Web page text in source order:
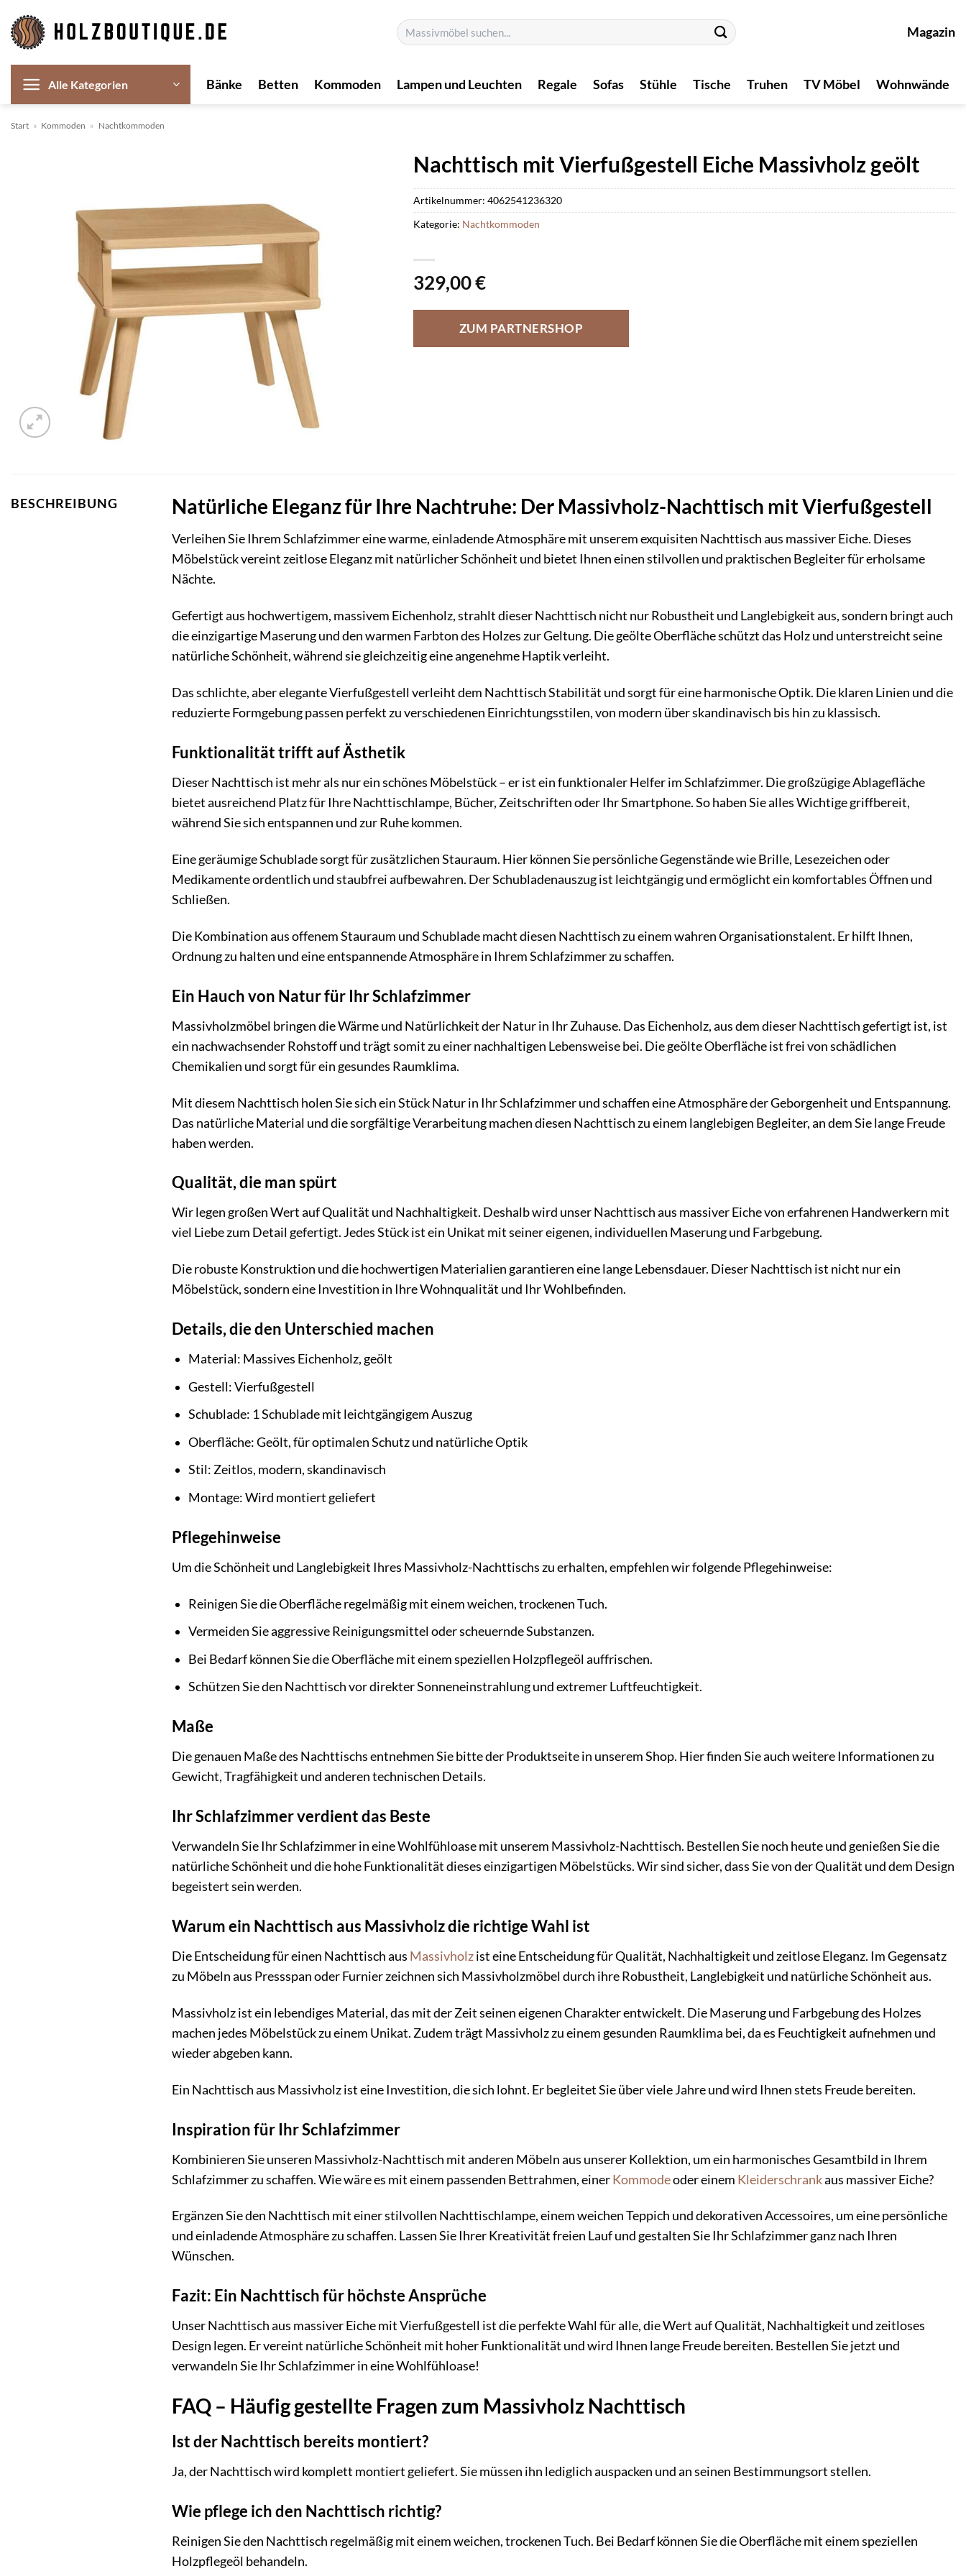
Inhalt
springen
Suchen
nach:
Magazin
Alle Kategorien Bänke Betten Kommoden Lampen und Leuchten Regale Sofas Stühle Tische Truhen TV Möbel Wohnwände
Start » Kommoden » Nachtkommoden
Nachttisch mit Vierfußgestell Eiche Massivholz geölt
329,00€
ZUM PARTNERSHOP
Artikelnummer: 4062541236320
Kategorie: Nachtkommoden
BESCHREIBUNG Natürliche Eleganz für Ihre Nachtruhe: Der Massivholz-Nachttisch mit Vierfußgestell
Verleihen Sie Ihrem Schlafzimmer eine warme, einladende Atmosphäre mit unserem exquisiten Nachttisch aus massiver Eiche. Dieses
Möbelstück vereint zeitlose Eleganz mit natürlicher Schönheit und bietet Ihnen einen stilvollen und praktischen Begleiter für erholsame
Nächte.
Gefertigt aus hochwertigem, massivem Eichenholz, strahlt dieser Nachttisch nicht nur Robustheit und Langlebigkeit aus, sondern bringt auch
die einzigartige Maserung und den warmen Farbton des Holzes zur Geltung. Die geölte Oberfläche schützt das Holz und unterstreicht seine
natürliche Schönheit, während sie gleichzeitig eine angenehme Haptik verleiht.
Das schlichte, aber elegante Vierfußgestell verleiht dem Nachttisch Stabilität und sorgt für eine harmonische Optik. Die klaren Linien und die
reduzierte Formgebung passen perfekt zu verschiedenen Einrichtungsstilen, von modern über skandinavisch bis hin zu klassisch.
Funktionalität trifft auf Ästhetik
Dieser Nachttisch ist mehr als nur ein schönes Möbelstück – er ist ein funktionaler Helfer im Schlafzimmer. Die großzügige Ablagefläche
bietet ausreichend Platz für Ihre Nachttischlampe, Bücher, Zeitschriften oder Ihr Smartphone. So haben Sie alles Wichtige griffbereit,
während Sie sich entspannen und zur Ruhe kommen.
Eine geräumige Schublade sorgt für zusätzlichen Stauraum. Hier können Sie persönliche Gegenstände wie Brille, Lesezeichen oder
Medikamente ordentlich und staubfrei aufbewahren. Der Schubladenauszug ist leichtgängig und ermöglicht ein komfortables Öffnen und
Schließen.
Die Kombination aus offenem Stauraum und Schublade macht diesen Nachttisch zu einem wahren Organisationstalent. Er hilft Ihnen,
Ordnung zu halten und eine entspannende Atmosphäre in Ihrem Schlafzimmer zu schaffen.
Ein Hauch von Natur für Ihr Schlafzimmer
Massivholzmöbel bringen die Wärme und Natürlichkeit der Natur in Ihr Zuhause. Das Eichenholz, aus dem dieser Nachttisch gefertigt ist, ist
ein nachwachsender Rohstoff und trägt somit zu einer nachhaltigen Lebensweise bei. Die geölte Oberfläche ist frei von schädlichen
Chemikalien und sorgt für ein gesundes Raumklima.
Mit diesem Nachttisch holen Sie sich ein Stück Natur in Ihr Schlafzimmer und schaffen eine Atmosphäre der Geborgenheit und Entspannung.
Das natürliche Material und die sorgfältige Verarbeitung machen diesen Nachttisch zu einem langlebigen Begleiter, an dem Sie lange Freude
haben werden.
Qualität, die man spürt
Wir legen großen Wert auf Qualität und Nachhaltigkeit. Deshalb wird unser Nachttisch aus massiver Eiche von erfahrenen Handwerkern mit
viel Liebe zum Detail gefertigt. Jedes Stück ist ein Unikat mit seiner eigenen, individuellen Maserung und Farbgebung.
Die robuste Konstruktion und die hochwertigen Materialien garantieren eine lange Lebensdauer. Dieser Nachttisch ist nicht nur ein
Möbelstück, sondern eine Investition in Ihre Wohnqualität und Ihr Wohlbefinden.
Details, die den Unterschied machen
Material: Massives Eichenholz, geölt
Gestell: Vierfußgestell
Schublade: 1 Schublade mit leichtgängigem Auszug
Oberfläche: Geölt, für optimalen Schutz und natürliche Optik
Stil: Zeitlos, modern, skandinavisch
Montage: Wird montiert geliefert
Pflegehinweise
Um die Schönheit und Langlebigkeit Ihres Massivholz-Nachttischs zu erhalten, empfehlen wir folgende Pflegehinweise:
Reinigen Sie die Oberfläche regelmäßig mit einem weichen, trockenen Tuch.
Vermeiden Sie aggressive Reinigungsmittel oder scheuernde Substanzen.
Bei Bedarf können Sie die Oberfläche mit einem speziellen Holzpflegeöl auffrischen.
Schützen Sie den Nachttisch vor direkter Sonneneinstrahlung und extremer Luftfeuchtigkeit.
Maße
Die genauen Maße des Nachttischs entnehmen Sie bitte der Produktseite in unserem Shop. Hier finden Sie auch weitere Informationen zu
Gewicht, Tragfähigkeit und anderen technischen Details.
Ihr Schlafzimmer verdient das Beste
Verwandeln Sie Ihr Schlafzimmer in eine Wohlfühloase mit unserem Massivholz-Nachttisch. Bestellen Sie noch heute und genießen Sie die
natürliche Schönheit und die hohe Funktionalität dieses einzigartigen Möbelstücks. Wir sind sicher, dass Sie von der Qualität und dem Design
begeistert sein werden.
Warum ein Nachttisch aus Massivholz die richtige Wahl ist
Die Entscheidung für einen Nachttisch aus Massivholzist eine Entscheidung für Qualität, Nachhaltigkeit und zeitlose Eleganz. Im Gegensatz
zu Möbeln aus Pressspan oder Furnier zeichnen sich Massivholzmöbel durch ihre Robustheit, Langlebigkeit und natürliche Schönheit aus.
Massivholz ist ein lebendiges Material, das mit der Zeit seinen eigenen Charakter entwickelt. Die Maserung und Farbgebung des Holzes
machen jedes Möbelstück zu einem Unikat. Zudem trägt Massivholz zu einem gesunden Raumklima bei, da es Feuchtigkeit aufnehmen und
wieder abgeben kann.
Ein Nachttisch aus Massivholz ist eine Investition, die sich lohnt. Er begleitet Sie über viele Jahre und wird Ihnen stets Freude bereiten.
Inspiration für Ihr Schlafzimmer
Kombinieren Sie unseren Massivholz-Nachttisch mit anderen Möbeln aus unserer Kollektion, um ein harmonisches Gesamtbild in Ihrem
Schlafzimmer zu schaffen. Wie wäre es mit einem passenden Bettrahmen, einerKommodeoder einem Kleiderschrankaus massiver Eiche?
Ergänzen Sie den Nachttisch mit einer stilvollen Nachttischlampe, einem weichen Teppich und dekorativen Accessoires, um eine persönliche
und einladende Atmosphäre zu schaffen. Lassen Sie Ihrer Kreativität freien Lauf und gestalten Sie Ihr Schlafzimmer ganz nach Ihren
Wünschen.
Fazit: Ein Nachttisch für höchste Ansprüche
Unser Nachttisch aus massiver Eiche mit Vierfußgestell ist die perfekte Wahl für alle, die Wert auf Qualität, Nachhaltigkeit und zeitloses
Design legen. Er vereint natürliche Schönheit mit hoher Funktionalität und wird Ihnen lange Freude bereiten. Bestellen Sie jetzt und
verwandeln Sie Ihr Schlafzimmer in eine Wohlfühloase!
FAQ – Häufig gestellte Fragen zum Massivholz Nachttisch
Ist der Nachttisch bereits montiert?
Ja, der Nachttisch wird komplett montiert geliefert. Sie müssen ihn lediglich auspacken und an seinen Bestimmungsort stellen.
Wie pflege ich den Nachttisch richtig?
Reinigen Sie den Nachttisch regelmäßig mit einem weichen, trockenen Tuch. Bei Bedarf können Sie die Oberfläche mit einem speziellen
Holzpflegeöl behandeln.